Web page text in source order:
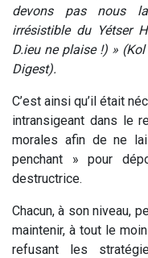
devons pas nous
irrésistible du Yétser
D.ieu ne plaise !) »
Digest).
C’est ainsi qu’il était
intransigeant dans le
morales afin de ne
penchant » pour
destructrice.
Chacun, à son niveau,
maintenir, à tout le
refusant les